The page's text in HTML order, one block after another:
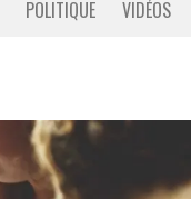
POLITIQUE VIDÉOS